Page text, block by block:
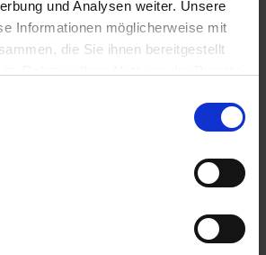
und Analysen weiter. Unsere
Informationen möglicherweise mit
die Sie ihnen bereitgestellt
Uhr
93 0
benutzen Sie unserKontaktformular.